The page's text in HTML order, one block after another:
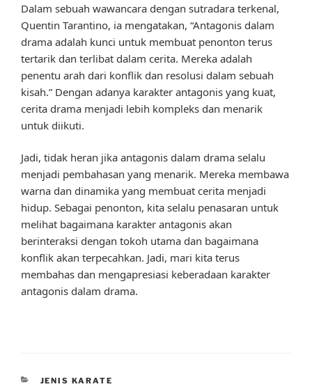
Dalam sebuah wawancara dengan sutradara terkenal,
Quentin Tarantino, ia mengatakan, “Antagonis dalam
drama adalah kunci untuk membuat penonton terus
tertarik dan terlibat dalam cerita. Mereka adalah
penentu arah dari konflik dan resolusi dalam sebuah
kisah.” Dengan adanya karakter antagonis yang kuat,
cerita drama menjadi lebih kompleks dan menarik
untuk diikuti.
Jadi, tidak heran jika antagonis dalam drama selalu
menjadi pembahasan yang menarik. Mereka membawa
warna dan dinamika yang membuat cerita menjadi
hidup. Sebagai penonton, kita selalu penasaran untuk
melihat bagaimana karakter antagonis akan
berinteraksi dengan tokoh utama dan bagaimana
konflik akan terpecahkan. Jadi, mari kita terus
membahas dan mengapresiasi keberadaan karakter
antagonis dalam drama.
CATEGORIES
JENIS KARATE